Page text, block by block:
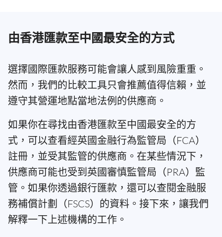
由香港匯款至中國最安全的方式
選擇國際匯款服務可能會讓人感到風險重重。
然而，我們的比較工具只會推薦值得信賴，並
遵守其營運地點當地法例的供應商。
如果你在尋找由香港匯款至中國最安全的方
式，可以查看經英國金融行為監管局（FCA）
註冊，並受其監管的供應商。在某些情況下，
供應商可能也受到英國審慎監管局（PRA）監
管。如果你透過銀行匯款，還可以查閱金融服
務補償計劃（FSCS）的資料。接下來，讓我們
解釋一下上述機構的工作。